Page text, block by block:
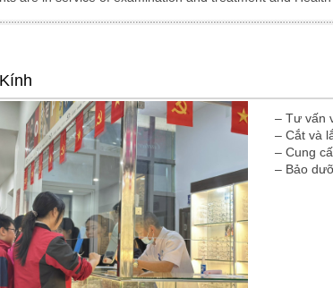
– Tư vấn
– Cắt và
– Cung
– Bảo